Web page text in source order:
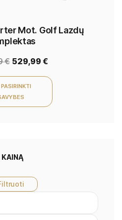
Mot. Golf Lazdų
€ 529,99 €
PASIRINKTI
KAINĄ